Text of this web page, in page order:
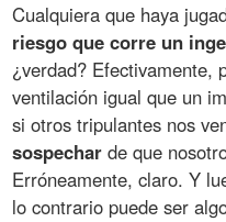
Cualquiera que haya
riesgo que corre un
¿verdad? Efectivamente,
ventilación igual que un
si otros tripulantes nos
sospechar de que
Erróneamente, claro. Y
lo contrario puede ser